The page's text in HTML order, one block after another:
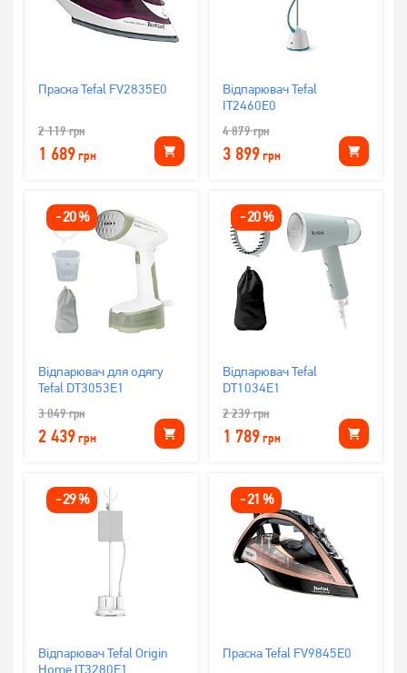
Праска Tefal FV2835E0
2 119грн
1 689грн
Відпарювач Tefal
IT2460E0
4 879грн
3 899грн
-20%
Відпарювач для одягу
Tefal DT3053E1
3 049грн
2 439грн
-20%
Відпарювач Tefal
DT1034E1
2 239грн
1 789грн
-29%
Відпарювач Tefal Origin
-21 %
Праска Tefal FV9845E0